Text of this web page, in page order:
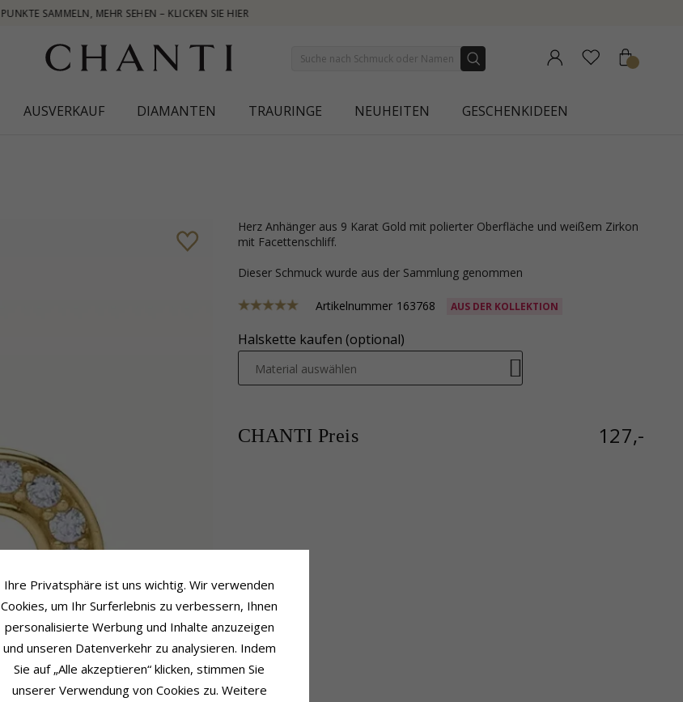
AUSVERKAUF DIAMANTEN TRAURINGE NEUHEITEN GESCHENKIDEEN
Herz Anhänger aus 9 Karat Gold mit polierter Oberfläche und weißem Zirkon
mit Facettenschliff.
Dieser Schmuck wurde aus der Sammlung genommen
Artikelnummer 163768 AUS DER KOLLEKTION
Halskette kaufen (optional)
Material auswählen
CHANTI Preis 127,-
Ihre Privatsphäre ist uns wichtig. Wir verwenden
Cookies, um Ihr Surferlebnis zu verbessern, Ihnen
personalisierte Werbung und Inhalte anzuzeigen
und unseren Datenverkehr zu analysieren. Indem
Sie auf „Alle akzeptieren“ klicken, stimmen Sie
unserer Verwendung von Cookies zu. Weitere